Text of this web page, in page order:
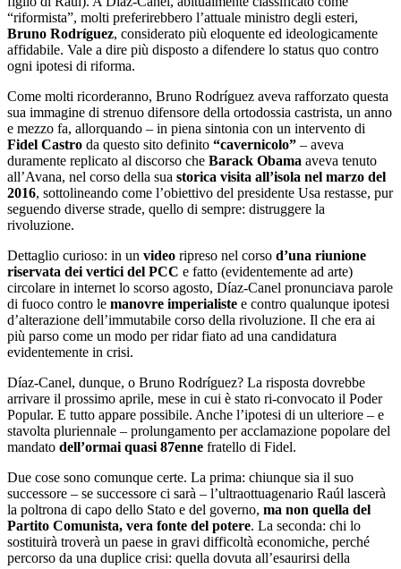
“riformista”, molti preferirebbero l’attuale ministro degli esteri,
Bruno Rodríguez, considerato più eloquente ed ideologicamente
affidabile. Vale a dire più disposto a difendere lo status quo contro
ogni ipotesi di riforma.
Come molti ricorderanno, Bruno Rodríguez aveva rafforzato questa
sua immagine di strenuo difensore della ortodossia castrista, un anno
e mezzo fa, allorquando – in piena sintonia con un intervento di
Fidel Castro da questo sito definito “cavernicolo” – aveva
duramente replicato al discorso che Barack Obama aveva tenuto
all’Avana, nel corso della sua storica visita all’isola nel marzo del
2016, sottolineando come l’obiettivo del presidente Usa restasse, pur
seguendo diverse strade, quello di sempre: distruggere la
rivoluzione.
Dettaglio curioso: in un video ripreso nel corso d’una riunione
riservata dei vertici del PCC e fatto (evidentemente ad arte)
circolare in internet lo scorso agosto, Díaz-Canel pronunciava parole
di fuoco contro le manovre imperialiste e contro qualunque ipotesi
d’alterazione dell’immutabile corso della rivoluzione. Il che era ai
più parso come un modo per ridar fiato ad una candidatura
evidentemente in crisi.
Díaz-Canel, dunque, o Bruno Rodríguez? La risposta dovrebbe
arrivare il prossimo aprile, mese in cui è stato ri-convocato il Poder
Popular. E tutto appare possibile. Anche l’ipotesi di un ulteriore – e
stavolta pluriennale – prolungamento per acclamazione popolare del
mandato dell’ormai quasi 87enne fratello di Fidel.
Due cose sono comunque certe. La prima: chiunque sia il suo
successore – se successore ci sarà – l’ultraottuagenario Raúl lascerà
la poltrona di capo dello Stato e del governo, ma non quella del
Partito Comunista, vera fonte del potere. La seconda: chi lo
sostituirà troverà un paese in gravi difficoltà economiche, perché
percorso da una duplice crisi: quella dovuta all’esaurirsi della